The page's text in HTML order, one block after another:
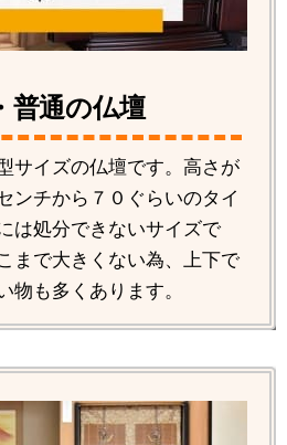
普通の仏壇
サイズの仏壇です。高さが
ンチから７０ぐらいのタイ
は処分できないサイズで
まで大きくない為、上下で
物も多くあります。